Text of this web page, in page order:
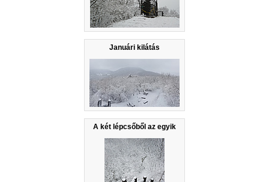
Januári kilátás
A két lépcsőből az egyik